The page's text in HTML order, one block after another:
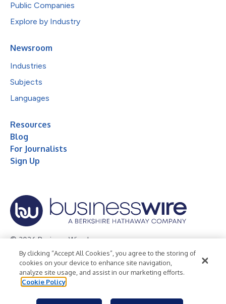
Public Companies
Explore by Industry
Newsroom
Industries
Subjects
Languages
Resources
Blog
For Journalists
Sign Up
© 2026 Business Wire, Inc.
Privacy Policy Cookie Policy
Accessibility Statement
Terms of Use
Legal
By clicking “Accept All Cookies”, you agree to the storing of
cookies on your device to enhance site navigation,
analyze site usage, and assist in our marketing efforts.
Cookie Policy